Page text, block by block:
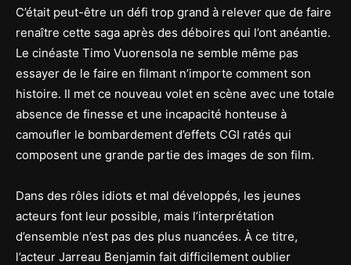
C’était peut-être un défi trop grand à relever que de faire
renaître cette saga après des déboires qui l’ont anéantie.
Le cinéaste Timo Vuorensola ne semble même pas
essayer de le faire en filmant n’importe comment son
histoire. Il met ce nouveau volet en scène avec une totale
absence de finesse et une incapacité honteuse à
camoufler le bombardement d’effets CGI ratés qui
composent une grande partie des images de son film.
Dans des rôles idiots et mal développés, les jeunes
acteurs font leur possible, mais l’interprétation
d’ensemble n’est pas des plus nuancées. À ce titre,
l’acteur Jarreau Benjamin fait difficilement oublier